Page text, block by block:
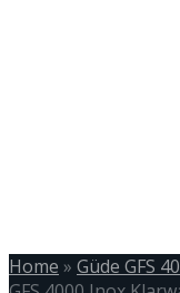
Home » Güde GFS